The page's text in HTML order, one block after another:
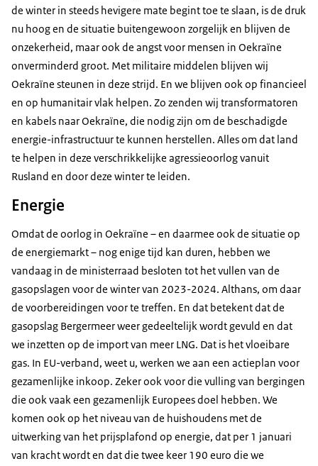
de winter in steeds hevigere mate begint toe te slaan, is de druk
nu hoog en de situatie buitengewoon zorgelijk en blijven de
onzekerheid, maar ook de angst voor mensen in Oekraïne
onverminderd groot. Met militaire middelen blijven wij
Oekraïne steunen in deze strijd. En we blijven ook op financieel
en op humanitair vlak helpen. Zo zenden wij transformatoren
en kabels naar Oekraïne, die nodig zijn om de beschadigde
energie-infrastructuur te kunnen herstellen. Alles om dat land
te helpen in deze verschrikkelijke agressieoorlog vanuit
Rusland en door deze winter te leiden.
Energie
Omdat de oorlog in Oekraïne – en daarmee ook de situatie op
de energiemarkt – nog enige tijd kan duren, hebben we
vandaag in de ministerraad besloten tot het vullen van de
gasopslagen voor de winter van 2023-2024. Althans, om daar
de voorbereidingen voor te treffen. En dat betekent dat de
gasopslag Bergermeer weer gedeeltelijk wordt gevuld en dat
we inzetten op de import van meer LNG. Dat is het vloeibare
gas. In EU-verband, weet u, werken we aan een actieplan voor
gezamenlijke inkoop. Zeker ook voor die vulling van bergingen
die ook vaak een gezamenlijk Europees doel hebben. We
komen ook op het niveau van de huishoudens met de
uitwerking van het prijsplafond op energie, dat per 1 januari
van kracht wordt en dat die twee keer 190 euro die we